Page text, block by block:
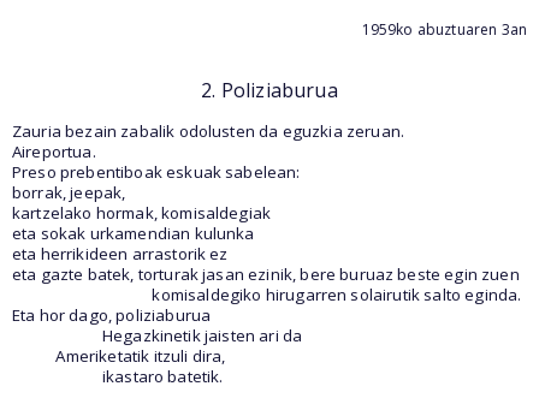
1959ko abuztuaren 3an
2. Poliziaburua
Zauria bezain zabalik odolusten da eguzkia zeruan.
Aireportua.
Preso prebentiboak eskuak sabelean:
borrak, jeepak,
kartzelako hormak, komisaldegiak
eta sokak urkamendian kulunka
eta herrikideen arrastorik ez
eta gazte batek, torturak jasan ezinik, bere buruaz beste egin zuen
komisaldegiko hirugarren solairutik salto eginda.
Eta hor dago, poliziaburua
Hegazkinetik jaisten ari da
Ameriketatik itzuli dira,
ikastaro batetik.